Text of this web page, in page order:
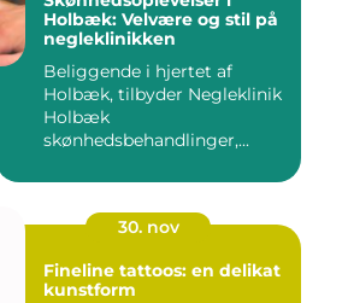
Holbæk: Velvære og stil på
negleklinikken
Beliggende i hjertet af
Holbæk, tilbyder Negleklinik
Holbæk
skønhedsbehandlinger,...
30. nov
Fineline tattoos: en delikat
kunstform